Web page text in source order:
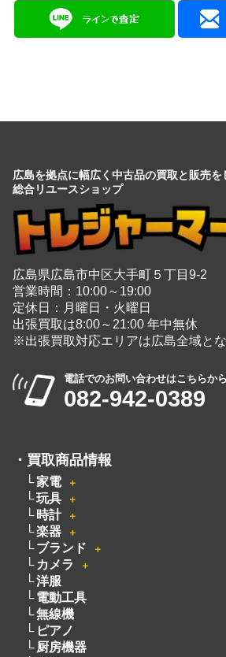
広島を拠点に幅広く中古品の買取と販売を
総合リユースショップ
広島県広島市中区大手町５丁目9-2
営業時間：10:00～19:00
定休日：月曜日・火曜日
出張買取は8:00～21:00 年中無休
※出張買取対応エリアは広島全域と
電話でのお問い合わせはこちらから
082-942-0389
・ 買取商品情報
家電 ＋
玩具 ＋
時計 ＋
楽器 ＋
ブランド ＋
カメラ ＋
洋服
電動工具
無線機
ピアノ
厨房機器